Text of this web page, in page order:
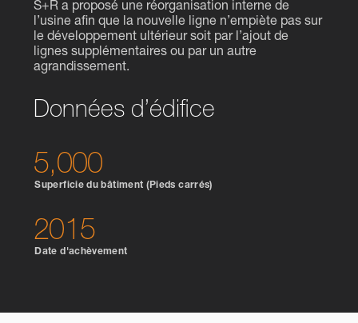
S+R a proposé une réorganisation interne de
l’usine afin que la nouvelle ligne n’empiète pas sur
le développement ultérieur soit par l’ajout de
lignes supplémentaires ou par un autre
agrandissement.
Données d’édifice
5,000
Superficie du bâtiment (Pieds carrés)
2015
Date d'achèvement